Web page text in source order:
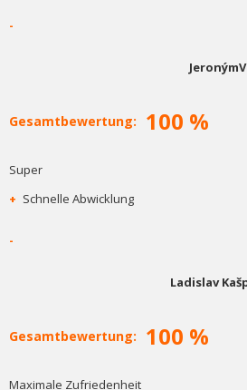
-
Gesamtbewertung: 100 %
Super
+ Schnelle Abwicklung
-
Ladislav
Gesamtbewertung: 100 %
Maximale Zufriedenheit